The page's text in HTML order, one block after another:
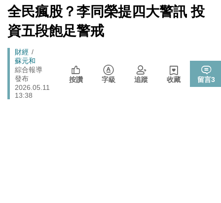
跑
馬
跪都無法贖罪
反詐
Newtalk提醒您【注意詐騙，小心求證】如有疑慮，請立
即撥165反詐騙諮詢專線
政治
政治
慈濟幫買COVID-19疫苗慘遭詐財！ 他直言：至今仍不信
私人憑關係買到...
追蹤
透過《Google新聞》訂閱Newtalk吧~快快開啟右上角追
[Newtalk
新
聞]
全民瘋股？李同榮提四大警訊 投
資五段飽足警戒
Breadcrumb
財經
蘇元和
綜合報導
發布
2026.05.11
13:38
按讚 字級 追蹤 收藏 留言3